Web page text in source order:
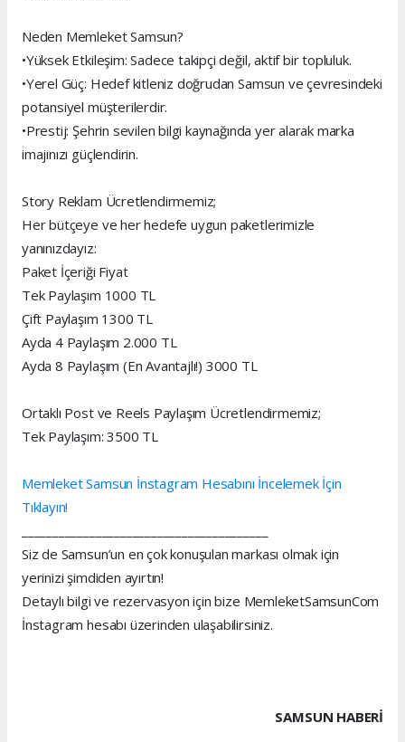
Neden Memleket Samsun?
•Yüksek Etkileşim: Sadece takipçi değil, aktif bir topluluk.
•Yerel Güç: Hedef kitleniz doğrudan Samsun ve çevresindeki
potansiyel müşterilerdir.
•Prestij: Şehrin sevilen bilgi kaynağında yer alarak marka
imajınızı güçlendirin.
Story Reklam Ücretlendirmemiz;
Her bütçeye ve her hedefe uygun paketlerimizle
yanınızdayız:
Paket İçeriği Fiyat
Tek Paylaşım 1000 TL
Çift Paylaşım 1300 TL
Ayda 4 Paylaşım 2.000 TL
Ayda 8 Paylaşım (En Avantajlı!) 3000 TL
Ortaklı Post ve Reels Paylaşım Ücretlendirmemiz;
Tek Paylaşım: 3500 TL
Memleket Samsun İnstagram Hesabını İncelemek İçin
Tıklayın!
Siz de Samsun’un en çok konuşulan markası olmak için
yerinizi şimdiden ayırtın!
Detaylı bilgi ve rezervasyon için bize MemleketSamsunCom
İnstagram hesabı üzerinden ulaşabilirsiniz.
SAMSUN HABERİ